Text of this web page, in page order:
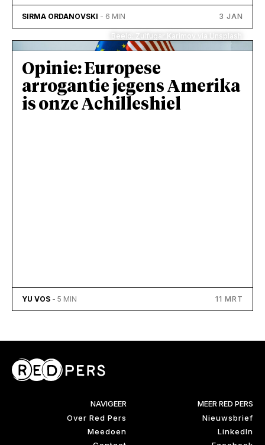
SIRMA ORDANOVSKI - 6 MIN 3 JAN
Beeld: Zulfugar Karimov via Unsplash
Opinie: Europese
arrogantie jegens Amerika
is onze Achilleshiel
YU VOS - 5 MIN 11 MRT
NAVIGEER
Over Red Pers
Meedoen
MEER RED PERS
Nieuwsbrief
LinkedIn